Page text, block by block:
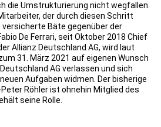
die Umstrukturierung nicht wegfallen.
der durch diesen Schritt
Bäte gegenüber der
De Ferrari, seit Oktober 2018 Chief
Allianz Deutschland AG, wird laut
31. März 2021 auf eigenen Wunsch
AG verlassen und sich
Aufgaben widmen. Der bisherige
Röhler ist ohnehin Mitglied des
seine Rolle.